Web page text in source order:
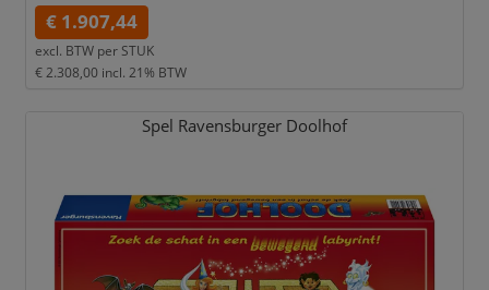
€ 1.907,44
excl. BTW per STUK
€ 2.308,00 incl. 21% BTW
Spel Ravensburger Doolhof